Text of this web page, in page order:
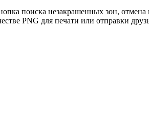
поиска незакрашенных зон,
PNG для печати или отправки